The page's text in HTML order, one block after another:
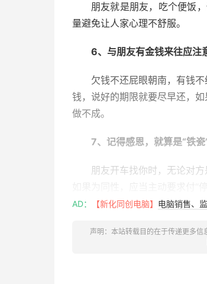
朋友就是朋友，吃个便饭
量避免让人家心理不舒服。
6、与朋友有金钱来往应注
欠钱不还屁眼朝南，有钱
钱，说好的期限就要尽早还，
做不成。
7、记得感恩，就算是“铁瓷
朋友开车找你时，无论对
就算再不好，也轮不到你
AD： 【新化同创电脑】 电脑销售、
声明：本站转载目的在于传递更多